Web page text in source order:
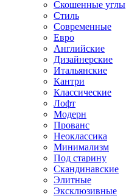
Скошенные углы
Стиль
Современные
Евро
Английские
Дизайнерские
Итальянские
Кантри
Классические
Лофт
Модерн
Прованс
Неоклассика
Минимализм
Под старину
Скандинавские
Элитные
Эксклюзивные